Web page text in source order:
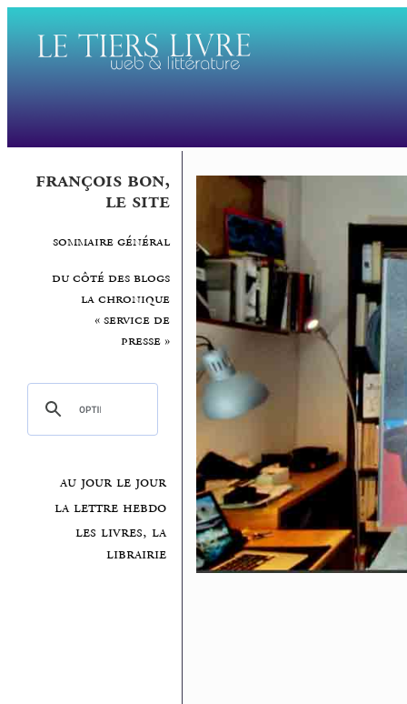
françois bon,
le site
sommaire général
du côté des blogs
la chronique
« service de
presse »
au jour le jour
la lettre hebdo
les livres, la
librairie